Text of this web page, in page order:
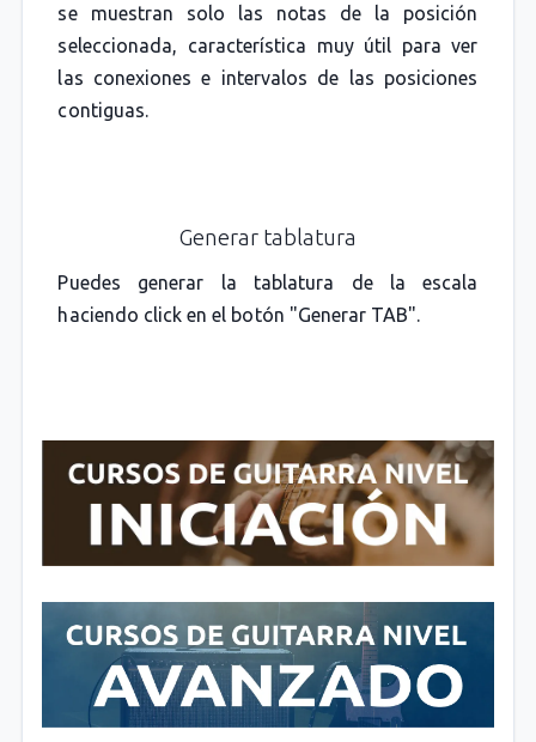
se muestran solo las notas de la posición
seleccionada, característica muy útil para ver
las conexiones e intervalos de las posiciones
contiguas.
Generar tablatura
Puedes generar la tablatura de la escala
haciendo click en el botón "Generar TAB".